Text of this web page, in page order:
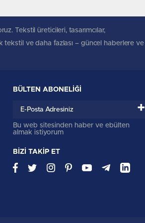
Tekstil üreticileri, tasarımcılar,
tekstil ve daha fazlası – güncel haberlere ve
BÜLTEN ABONELİĞİ
+
Bu web sitesinden haber ve ebülten
almak istiyorum
BİZİ TAKİP ET